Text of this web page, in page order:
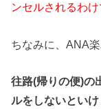
ンセルされるわ
ちなみに、ANA
往路(帰りの便)の
ルをしないといけ